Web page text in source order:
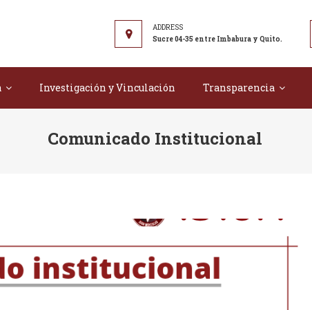
"Juan Montalvo"
Sucre 04-35 entre Imbabura y Quito.
Investigación y Vinculación Transparencia
Comunicado Institucional